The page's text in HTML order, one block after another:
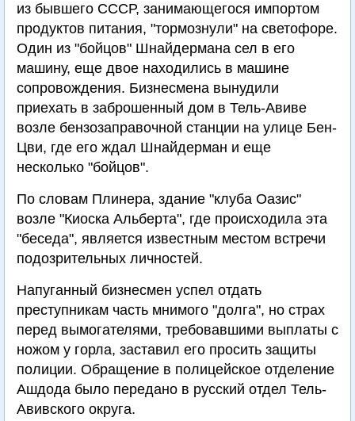
из бывшего СССР, занимающегося импортом
продуктов питания, "тормознули" на светофоре.
Один из "бойцов" Шнайдермана сел в его
машину, еще двое находились в машине
сопровождения. Бизнесмена вынудили
приехать в заброшенный дом в Тель-Авиве
возле бензозаправочной станции на улице Бен-
Цви, где его ждал Шнайдерман и еще
несколько "бойцов".
По словам Плинера, здание "клуба Оазис"
возле "Киоска Альберта", где происходила эта
"беседа", является известным местом встречи
подозрительных личностей.
Напуганный бизнесмен успел отдать
преступникам часть мнимого "долга", но страх
перед вымогателями, требовавшими выплаты с
ножом у горла, заставил его просить защиты
полиции. Обращение в полицейское отделение
Ашдода было передано в русский отдел Тель-
Авивского округа.